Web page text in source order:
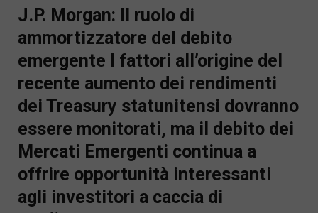
J.P. Morgan: Il ruolo di
ammortizzatore del debito
emergente I fattori all’origine del
recente aumento dei rendimenti
dei Treasury statunitensi dovranno
essere monitorati, ma il debito dei
Mercati Emergenti continua a
offrire opportunità interessanti
agli investitori a caccia di